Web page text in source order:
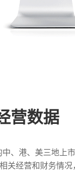
营数据
、港、美三地上
关经营和财务情